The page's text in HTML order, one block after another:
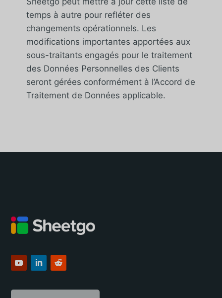
temps à autre pour refléter des
changements opérationnels. Les
modifications importantes apportées aux
sous-traitants engagés pour le traitement
des Données Personnelles des Clients
seront gérées conformément à l’Accord de
Traitement de Données applicable.